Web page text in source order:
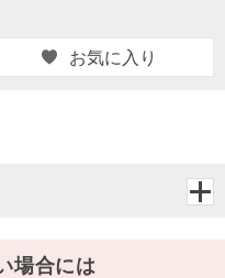
お気に入り
場合には